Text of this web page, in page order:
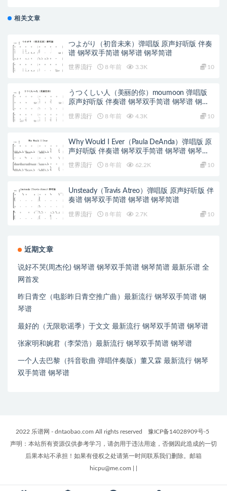
相关文章
つよがり（初音未来）弹唱版 原声好听版 伴奏
谱 钢琴双手简谱 钢琴谱 钢琴简谱
世界流行 8 年前 3.3K 10
うつくしい人（美丽的你）moumoon 弹唱版
原声好听版 伴奏谱 钢琴双手简谱 钢琴谱 钢琴
世界流行 8 年前 4.3K 10
Why Would I Ever（Paula DeAnda）弹唱版 原
声好听版 伴奏谱 钢琴双手简谱 钢琴谱 钢琴简
谱
世界流行 8 年前 62.2K 10
Unsteady（Travis Atreo）弹唱版 原声好听版 伴
奏谱 钢琴双手简谱 钢琴谱 钢琴简谱
世界流行 8 年前 2.7K 10
近期文章
说好不哭(周杰伦) 钢琴谱 钢琴双手简谱 钢琴简谱 最新乐谱 全
网首发
昨日青空（电影昨日青空推广曲）最新流行 钢琴双手简谱 钢
琴谱
最好的（无限歌谣季）于文文 最新流行 钢琴双手简谱 钢琴谱
张家明和婉君（李荣浩）最新流行 钢琴双手简谱 钢琴谱
一个人去巴黎（抖音歌曲 弹唱伴奏版）董又霖 最新流行 钢琴
双手简谱 钢琴谱
2022 乐谱网 - dntaobao.com All rights reserved
豫ICP备14028909号-5
声明：本站所有资源仅供参考学习，请勿用于违法用途，否侧因此造成的一切
后果本站不承担！如果有侵权之处请第一时间联系我们删除。邮箱
hicpu@me.com